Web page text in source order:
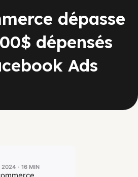
dépasse
dépensés
Ads